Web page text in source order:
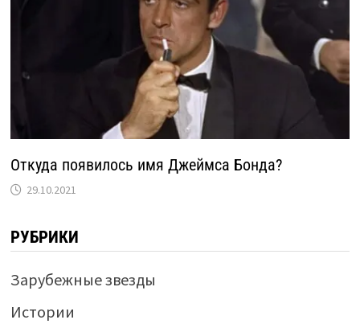
Откуда появилось имя Джеймса Бонда?
29.10.2021
РУБРИКИ
Зарубежные звезды
Истории